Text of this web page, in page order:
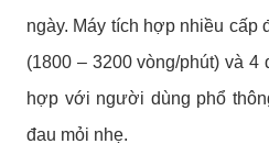
ngày. Máy tích hợp nhiều cấp
(1800 – 3200 vòng/phút) và 4
hợp với người dùng phổ
đau mỏi nhẹ.